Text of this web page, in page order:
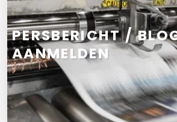
PERSBERICHT /
AANMELDEN